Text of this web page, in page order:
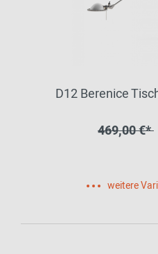
D12 Berenice
469,00 €*
weitere